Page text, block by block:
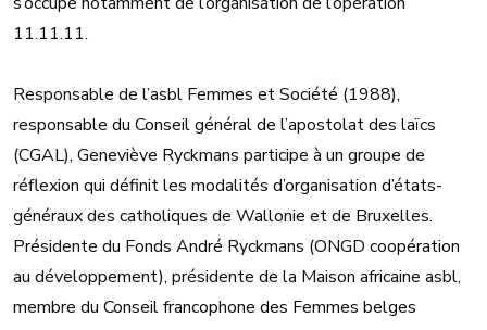
11.11.11.
Responsable de l’asbl Femmes et Société (1988),
responsable du Conseil général de l’apostolat des laïcs
(CGAL), Geneviève Ryckmans participe à un groupe de
réflexion qui définit les modalités d’organisation d’états-
généraux des catholiques de Wallonie et de Bruxelles.
Présidente du Fonds André Ryckmans (ONGD coopération
au développement), présidente de la Maison africaine asbl,
membre du Conseil francophone des Femmes belges